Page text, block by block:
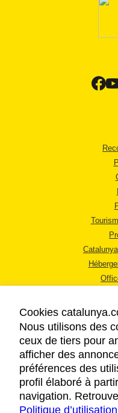
RÈGLES
Cookies
Nous utilisons des
ceux de tiers pour
afficher des
préférences des
profil élaboré à
navigation.
Politique